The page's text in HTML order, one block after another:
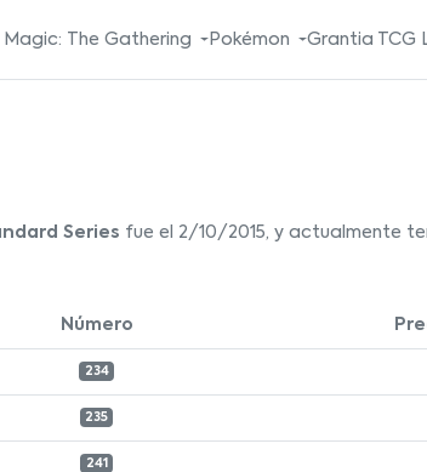
Magic: The Gathering Pokémon Grantia TCG
Series fue el 2/10/2015, y actualmente
Número
234
235
241